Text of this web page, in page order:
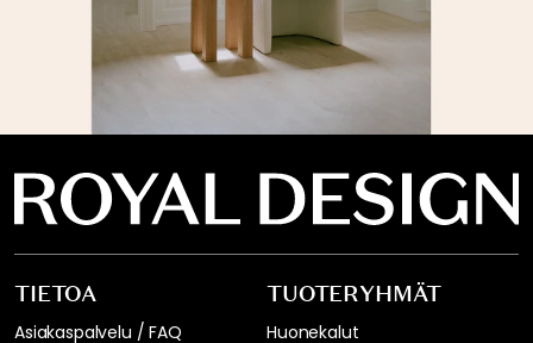
TIETOA
Asiakaspalvelu / FAQ
TUOTERYHMÄT
Huonekalut